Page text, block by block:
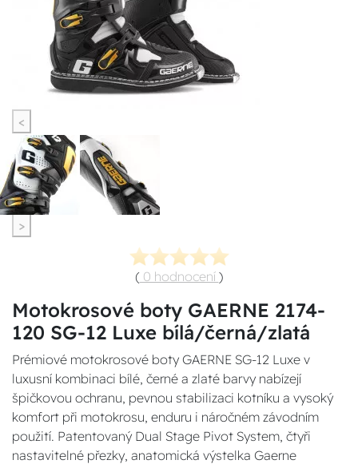
<
>
( 0 hodnocení )
Motokrosové boty GAERNE 2174-
120 SG-12 Luxe bílá/černá/zlatá
Prémiové motokrosové boty GAERNE SG-12 Luxe v
luxusní kombinaci bílé, černé a zlaté barvy nabízejí
špičkovou ochranu, pevnou stabilizaci kotníku a vysoký
komfort při motokrosu, enduru i náročném závodním
použití. Patentovaný Dual Stage Pivot System, čtyři
nastavitelné přezky, anatomická výstelka Gaerne